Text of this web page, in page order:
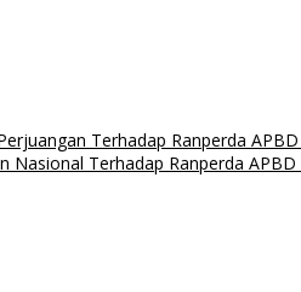
Terhadap Ranperda
Nasional Terhadap Ranperda